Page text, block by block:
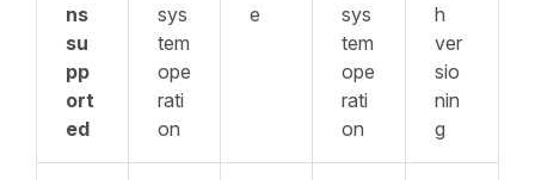
ns
su
pp
ort
ed
sys
tem
ope
rati
on
e
sys
tem
ope
rati
on
h
ver
sio
nin
g